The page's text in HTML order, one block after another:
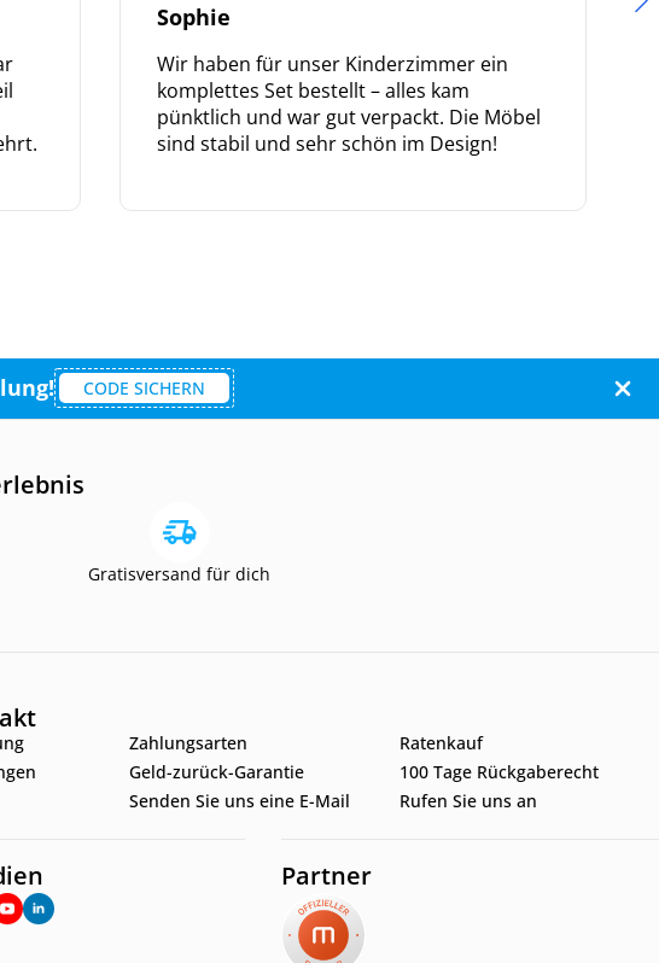
Sophie
Wir haben für unser Kinderzimmer ein
komplettes Set bestellt – alles kam
pünktlich und war gut verpackt. Die Möbel
sind stabil und sehr schön im Design!
CODE SICHERN
Gratisversand für dich
Zahlungsarten
Ratenkauf
Geld-zurück-Garantie
100 Tage Rückgaberecht
Senden Sie uns eine E-Mail
Rufen Sie uns an
Partner